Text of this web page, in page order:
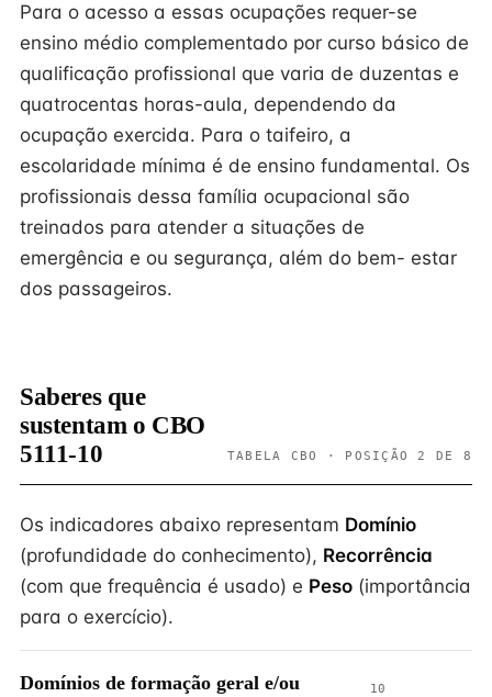
Para o acesso a essas ocupações requer-se
ensino médio complementado por curso básico de
qualificação profissional que varia de duzentas e
quatrocentas horas-aula, dependendo da
ocupação exercida. Para o taifeiro, a
escolaridade mínima é de ensino fundamental. Os
profissionais dessa família ocupacional são
treinados para atender a situações de
emergência e ou segurança, além do bem- estar
dos passageiros.
Saberes que
sustentam o CBO
5111-10
TABELA CBO · POSIÇÃO 2 DE 8
Os indicadores abaixo representam Domínio
(profundidade do conhecimento), Recorrência
(com que frequência é usado) e Peso (importância
para o exercício).
Domínios de formação geral e/ou
10